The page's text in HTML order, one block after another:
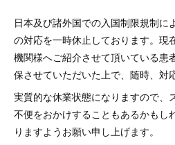
日本及び諸外国での入国制限規制に
の対応を一時休止しております。現
機関様へご紹介させて頂いている患
保させていただいた上で、随時、対
実質的な休業状態になりますので、
不便をおかけすることもあるかもし
りますようお願い申し上げます。